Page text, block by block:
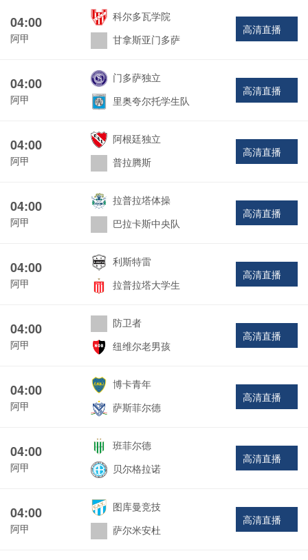
04:00
阿甲
科尔多瓦学院
甘拿斯亚门多萨
高清直播
04:00
阿甲
门多萨独立
里奥夸尔托学生队
高清直播
04:00
阿甲
阿根廷独立
普拉腾斯
高清直播
04:00
阿甲
拉普拉塔体操
巴拉卡斯中央队
高清直播
04:00
阿甲
利斯特雷
拉普拉塔大学生
高清直播
04:00
阿甲
防卫者
纽维尔老男孩
高清直播
04:00
阿甲
博卡青年
萨斯菲尔德
高清直播
04:00
阿甲
班菲尔德
贝尔格拉诺
高清直播
04:00
阿甲
图库曼竞技
萨尔米安杜
高清直播